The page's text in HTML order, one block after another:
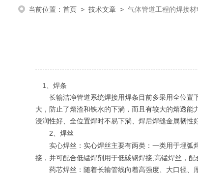
当前位置： 首页> 技术文章> 气体管道工程的焊接材
1 、焊条
长输洁净管道系统焊接用焊条目前多采用全位置下
大，防止了熔渣和铁水的下淌，而且有较大的熔透
浸润性好、全位置焊时不易下淌、焊后焊缝金属韧性
2、焊丝
实心焊丝：实心焊丝主要有两类：一类用于埋弧
接，并可配合低锰焊剂用于低碳钢焊接;高锰焊丝，配
药芯焊丝：随着长输管线向着高强度、大口径、厚